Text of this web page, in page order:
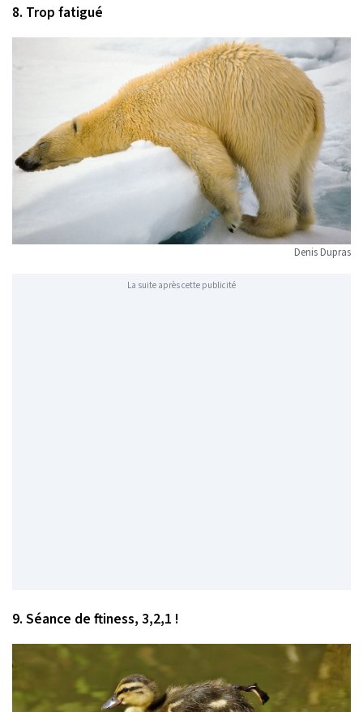
8. Trop fatigué
Denis Dupras
La suite après cette publicité
9. Séance de ftiness, 3,2,1 !